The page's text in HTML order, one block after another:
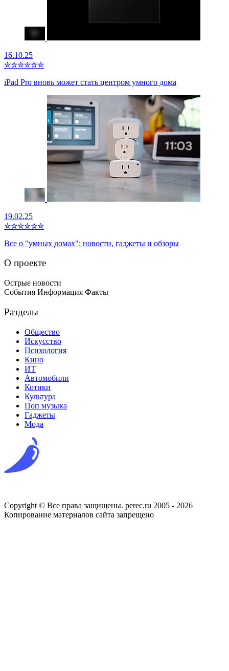
16.10.25
✮✮✮✮✮✮
iPad Pro вновь может стать центром умного дома
19.02.25
✮✮✮✮✮✮
Все о "умных домах": новости, гаджеты и обзоры
О проекте
Острые новости
События Информация Факты
Разделы
Общество
Искусство
Психология
Кино
ИТ
Автомобили
Котики
Культура
Поп музыка
Гаджеты
Мода
Copyright © Все права защищены. perec.ru 2005 - 2026
Копирование материалов сайта запрещено